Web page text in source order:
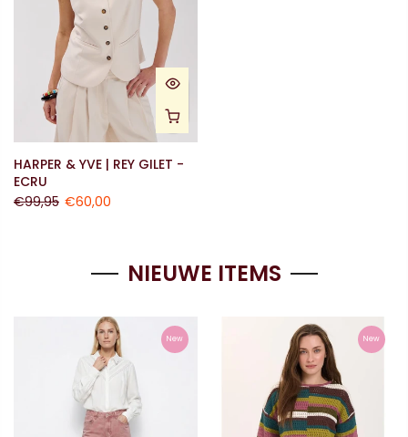
HARPER & YVE | REY GILET -
ECRU
€99,95 €60,00
NIEUWE ITEMS
New New